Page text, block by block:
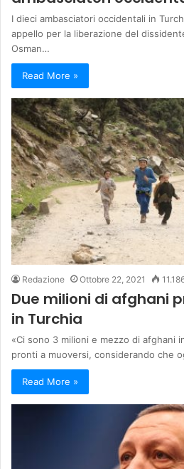
I dieci ambasciatori occidentali in
appello per la liberazione del
Osman…
Read More »
Redazione Ottobre 22, 2021
Due milioni di afghani
in Turchia
«Ci sono 3 milioni e mezzo di afghani
pronti a muoversi, considerando che
Read More »